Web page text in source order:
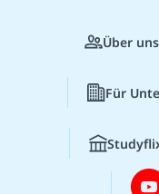
Über uns
Für